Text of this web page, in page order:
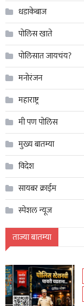
धडाकेबाज
पोलिस खाते
पोलिसात जायचंय?
मनोरंजन
महाराष्ट्र
मी पण पोलिस
मुख्य बातम्या
विदेश
सायबर क्राईम
स्पेशल न्यूज
ताज्या बातम्या